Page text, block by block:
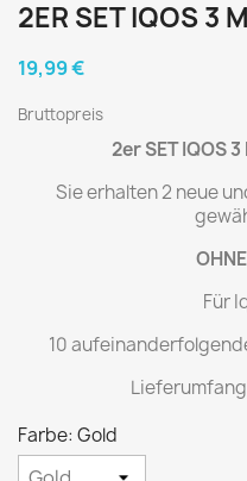
2ER SET IQOS 3
19,99 €
Bruttopreis
2er SET IQOS
Sie erhalten 2 neue
Für
10
Farbe: Gold